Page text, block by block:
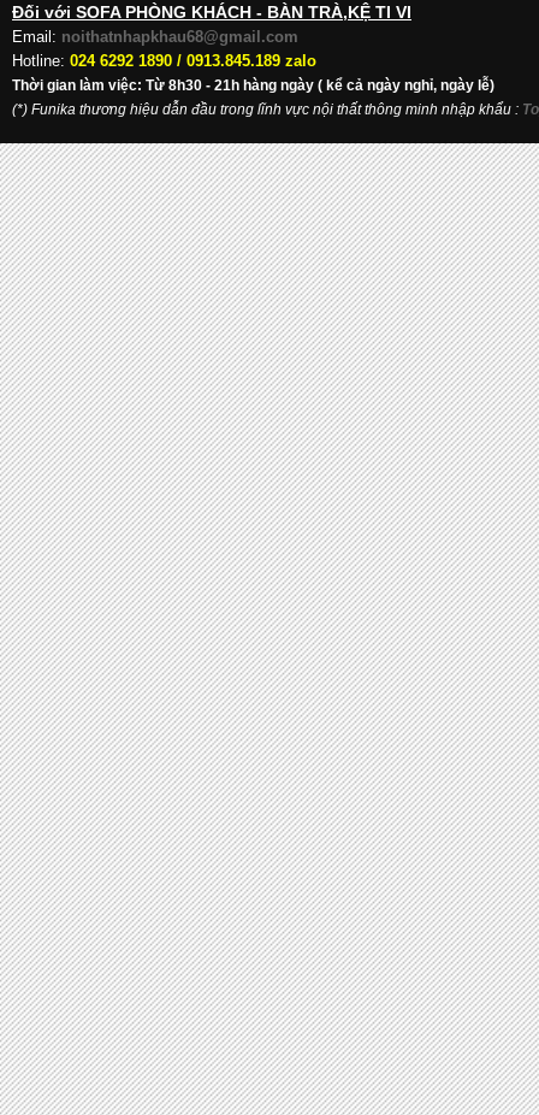
Đối với SOFA PHÒNG KHÁCH - BÀN TRÀ,KỆ TI VI
Email: noithatnhapkhau68@gmail.com
Hotline: 024 6292 1890 / 0913.845.189 zalo
Thời gian làm việc: Từ 8h30 - 21h hàng ngày ( kể cả ngày nghỉ, ngày lễ)
(*) Funika thương hiệu dẫn đầu trong lĩnh vực nội thất thông minh nhập khẩu :